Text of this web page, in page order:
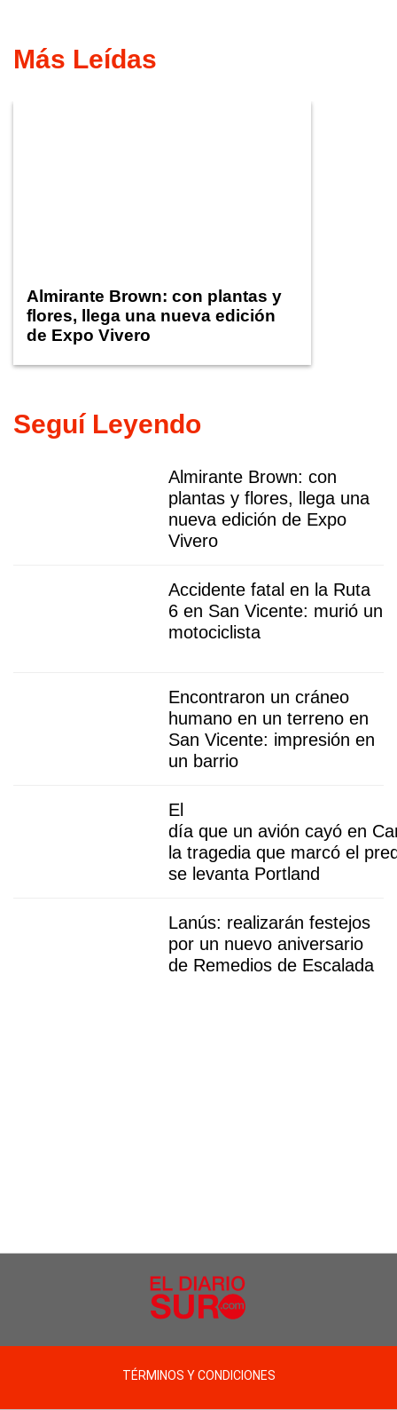
Más Leídas
Almirante Brown: con plantas y
flores, llega una nueva edición
de Expo Vivero
Seguí Leyendo
Almirante Brown: con
plantas y flores, llega una
nueva edición de Expo
Vivero
Accidente fatal en la Ruta
6 en San Vicente: murió un
motociclista
Encontraron un cráneo
humano en un terreno en
San Vicente: impresión en
un barrio
El
día que un avión cayó en
la tragedia que marcó el
se levanta Portland
Lanús: realizarán festejos
por un nuevo aniversario
de Remedios de Escalada
TÉRMINOS Y CONDICIONES